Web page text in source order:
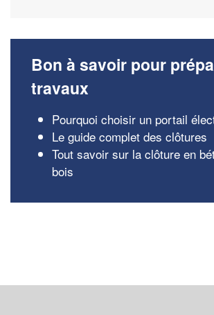
Bon à savoir pour
travaux
Pourquoi choisir un portail
Le guide complet des clôtures
Tout savoir sur la clôture en
bois